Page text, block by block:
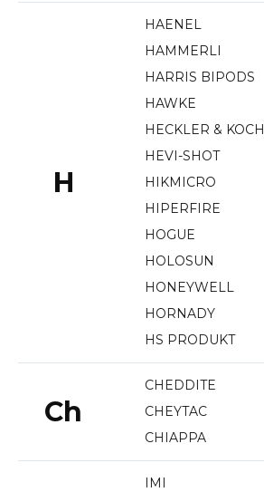
H
HAENEL
HAMMERLI
HARRIS BIPODS
HAWKE
HECKLER & KOCH
HEVI-SHOT
HIKMICRO
HIPERFIRE
HOGUE
HOLOSUN
HONEYWELL
HORNADY
HS PRODUKT
Ch
CHEDDITE
CHEYTAC
CHIAPPA
IMI